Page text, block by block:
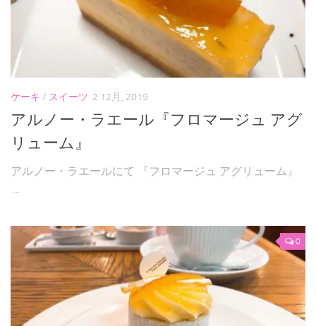
ケーキ / スイーツ 2 12月, 2019
アルノー・ラエール『フロマージュ アグ
リューム』
アルノー・ラエールにて 『フロマージュ アグリューム』
...
0